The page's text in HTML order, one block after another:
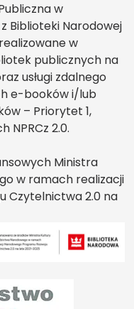
w
Biblioteki Narodowej
w
publicznych na
usługi zdalnego
e-booków i/lub
– Priorytet 1,
NPRCz 2.0.
Ministra
w ramach realizacji
Czytelnictwa 2.0 na